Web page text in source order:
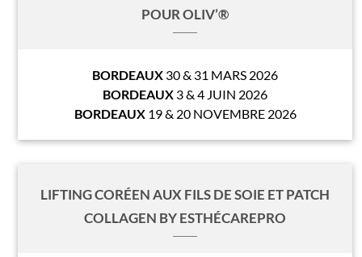
POUR OLIV’®
BORDEAUX 30 & 31 MARS 2026
BORDEAUX 3 & 4 JUIN 2026
BORDEAUX 19 & 20 NOVEMBRE 2026
LIFTING CORÉEN AUX FILS DE SOIE ET PATCH
COLLAGEN BY ESTHÉCAREPRO